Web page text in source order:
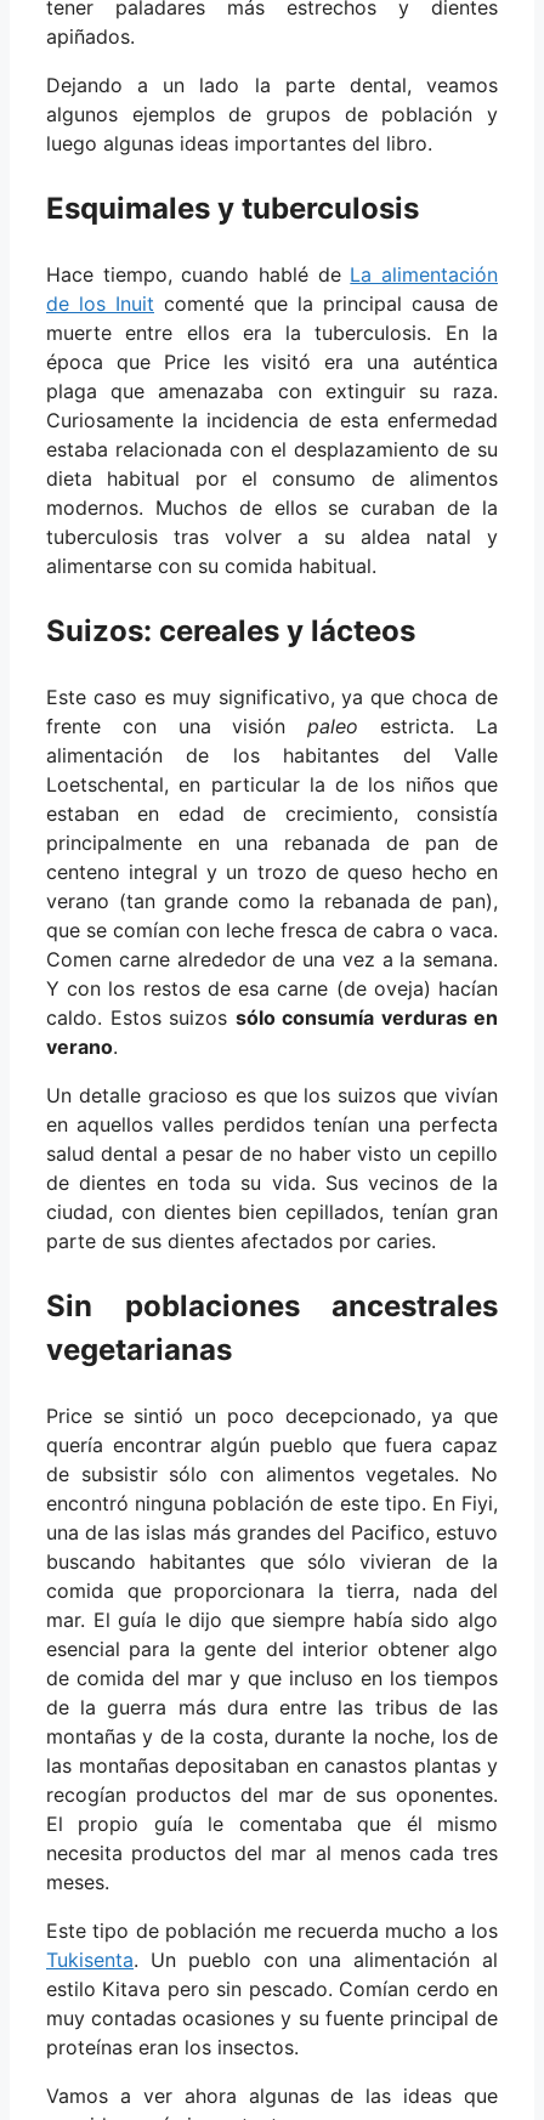
tener paladares más estrechos y dientes
apiñados.
Dejando a un lado la parte dental, veamos
algunos ejemplos de grupos de población y
luego algunas ideas importantes del libro.
Esquimales y tuberculosis
Hace tiempo, cuando hablé de La alimentación
de los Inuit comenté que la principal causa de
muerte entre ellos era la tuberculosis. En la
época que Price les visitó era una auténtica
plaga que amenazaba con extinguir su raza.
Curiosamente la incidencia de esta enfermedad
estaba relacionada con el desplazamiento de su
dieta habitual por el consumo de alimentos
modernos. Muchos de ellos se curaban de la
tuberculosis tras volver a su aldea natal y
alimentarse con su comida habitual.
Suizos: cereales y lácteos
Este caso es muy significativo, ya que choca de
frente con una visiónpaleo estricta. La
alimentación de los habitantes del Valle
Loetschental, en particular la de los niños que
estaban en edad de crecimiento, consistía
principalmente en una rebanada de pan de
centeno integral y un trozo de queso hecho en
verano (tan grande como la rebanada de pan),
que se comían con leche fresca de cabra o vaca.
Comen carne alrededor de una vez a la semana.
Y con los restos de esa carne (de oveja) hacían
caldo. Estos suizos sólo consumía verduras en
verano.
Un detalle gracioso es que los suizos que vivían
en aquellos valles perdidos tenían una perfecta
salud dental a pesar de no haber visto un cepillo
de dientes en toda su vida. Sus vecinos de la
ciudad, con dientes bien cepillados, tenían gran
parte de sus dientes afectados por caries.
Sin poblaciones ancestrales
vegetarianas
Price se sintió un poco decepcionado, ya que
quería encontrar algún pueblo que fuera capaz
de subsistir sólo con alimentos vegetales. No
encontró ninguna población de este tipo. En Fiyi,
una de las islas más grandes del Pacifico, estuvo
buscando habitantes que sólo vivieran de la
comida que proporcionara la tierra, nada del
mar. El guía le dijo que siempre había sido algo
esencial para la gente del interior obtener algo
de comida del mar y que incluso en los tiempos
de la guerra más dura entre las tribus de las
montañas y de la costa, durante la noche, los de
las montañas depositaban en canastos plantas y
recogían productos del mar de sus oponentes.
El propio guía le comentaba que él mismo
necesita productos del mar al menos cada tres
meses.
Este tipo de población me recuerda mucho a los
Tukisenta. Un pueblo con una alimentación al
estilo Kitava pero sin pescado. Comían cerdo en
muy contadas ocasiones y su fuente principal de
proteínas eran los insectos.
Vamos a ver ahora algunas de las ideas que